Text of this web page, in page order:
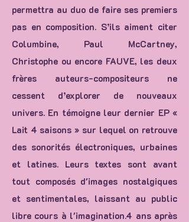
permettra au duo de faire ses premiers
pas en composition. S’ils aiment citer
Columbine, Paul McCartney,
Christophe ou encore FAUVE, les deux
frères auteurs-compositeurs ne
cessent d’explorer de nouveaux
univers. En témoigne leur dernier EP «
Lait 4 saisons » sur lequel on retrouve
des sonorités électroniques, urbaines
et latines. Leurs textes sont avant
tout composés d'images nostalgiques
et sentimentales, laissant au public
libre cours à l'imagination.4 ans après